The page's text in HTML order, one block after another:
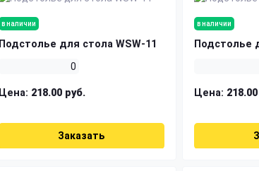
в наличии
Подстолье для стола WSW-11
0
Цена: 218.00 руб.
Заказать
в наличии
Подстолье
Цена: